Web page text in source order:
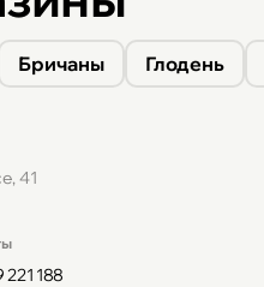
Бричаны Глодень
41
221 188